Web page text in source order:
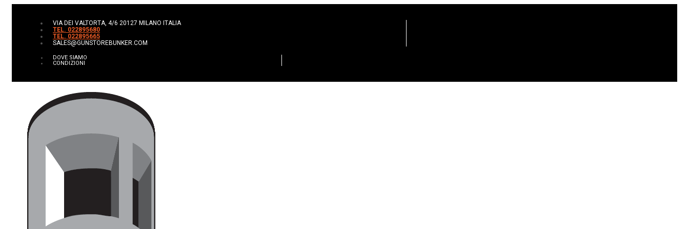
VIA DEI VALTORTA, 4/6 20127 MILANO ITALIA
TEL. 022895680
TEL. 022895665
SALES@GUNSTOREBUNKER.COM
DOVE SIAMO
CONDIZIONI